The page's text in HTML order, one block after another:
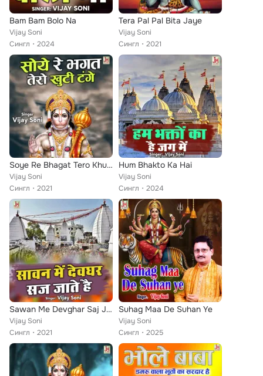
Bam Bam Bolo Na
Vijay Soni
Сингл
2024
Tera Pal Pal Bita Jaye
Vijay Soni
Сингл
2021
Soye Re Bhagat Tero Khuti Tange
Vijay Soni
Сингл
2021
Hum Bhakto Ka Hai
Vijay Soni
Сингл
2024
Sawan Me Devghar Saj Jate Hain
Vijay Soni
Сингл
2021
Suhag Maa De Suhan Ye
Vijay Soni
Сингл
2025